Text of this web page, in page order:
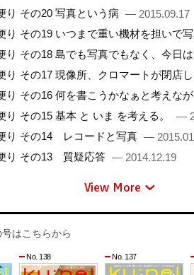
り その20 写真という病 — 2015.09.17
り その19 いつまで重い機材を担いで
り その18 島でも写真でもなく、今日
その17 現像所、クロマートが閉店し
り その16 何を書こうかなぁと考えな
その15 基本 と いま を考える。
—
り その14 レコードと写真 —
り その13 質疑応答 — 2014.12.19
View More
はこちらから
No. 138 No. 137